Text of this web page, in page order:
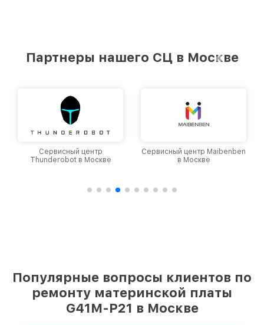
Партнеры нашего СЦ в Москве
Сервисный центр
Thunderobot в Москве
Сервисный центр Maibenben
в Москве
Популярные вопросы клиентов по
ремонту материнской платы
G41M-P21 в Москве